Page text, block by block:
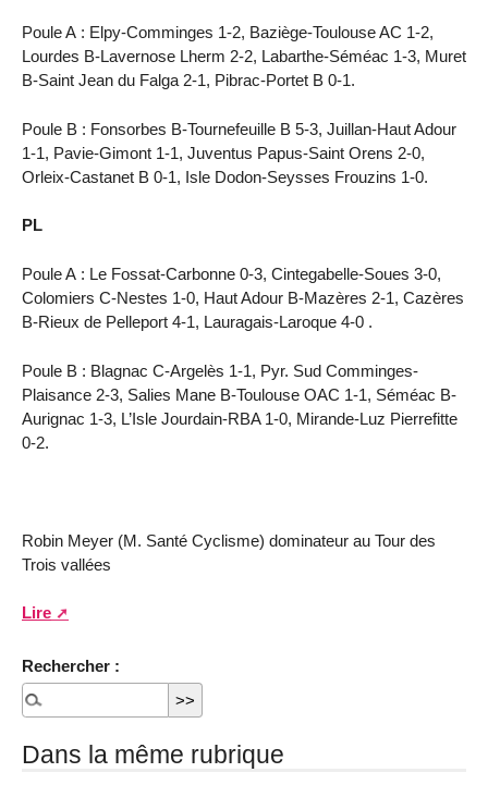
Poule A : Elpy-Comminges 1-2, Baziège-Toulouse AC 1-2,
Lourdes B-Lavernose Lherm 2-2, Labarthe-Séméac 1-3, Muret
B-Saint Jean du Falga 2-1, Pibrac-Portet B 0-1.
Poule B : Fonsorbes B-Tournefeuille B 5-3, Juillan-Haut Adour
1-1, Pavie-Gimont 1-1, Juventus Papus-Saint Orens 2-0,
Orleix-Castanet B 0-1, Isle Dodon-Seysses Frouzins 1-0.
PL
Poule A : Le Fossat-Carbonne 0-3, Cintegabelle-Soues 3-0,
Colomiers C-Nestes 1-0, Haut Adour B-Mazères 2-1, Cazères
B-Rieux de Pelleport 4-1, Lauragais-Laroque 4-0 .
Poule B : Blagnac C-Argelès 1-1, Pyr. Sud Comminges-
Plaisance 2-3, Salies Mane B-Toulouse OAC 1-1, Séméac B-
Aurignac 1-3, L’Isle Jourdain-RBA 1-0, Mirande-Luz Pierrefitte
0-2.
Robin Meyer (M. Santé Cyclisme) dominateur au Tour des
Trois vallées
Lire
Rechercher :
Dans la même rubrique